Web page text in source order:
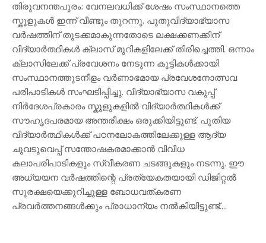
തിരുവനന്തപുരം: വേനലവധിക്ക് ശേഷം സംസ്ഥാനത്തെ
സ്കൂളുകൾ ഇന്ന് വീണ്ടും തുറന്നു. പുതുവിദ്യാഭ്യാസ
വർഷത്തിന് തുടക്കമാകുന്നതോടെ ലക്ഷക്കണക്കിന്
വിദ്യാർത്ഥികൾ ക്ലാസ് മുറികളിലേക്ക് തിരിച്ചെത്തി. ഒന്നാം
ക്ലാസിലേക്ക് പ്രവേശനം നേടുന്ന കുട്ടികൾക്കായി
സംസ്ഥാനത്തുടനീളം വർണാഭമായ പ്രവേശനോത്സവ
പരിപാടികൾ സംഘടിപ്പിച്ചു. വിദ്യാഭ്യാസ വകുപ്പ്
നിർദേശപ്രകാരം സ്കൂളുകളിൽ വിദ്യാർത്ഥികൾക്ക്
സൗഹൃദപരമായ അന്തരീക്ഷം ഒരുക്കിയിട്ടുണ്ട്. പുതിയ
വിദ്യാർത്ഥികൾക്ക് പഠനലോകത്തിലേക്കുള്ള ആദ്യ
ചുവടുവെപ്പ് സന്തോഷകരമാക്കാൻ വിവിധ
കലാപരിപാടികളും സ്വീകരണ ചടങ്ങുകളും നടന്നു. ഈ
അധ്യയന വർഷത്തിന്റെ പ്രത്യേകതയായി ഡിജിറ്റൽ
സുരക്ഷയെക്കുറിച്ചുള്ള ബോധവത്കരണ
പ്രവർത്തനങ്ങൾക്കും പ്രാധാന്യം നൽകിയിട്ടുണ്ട്....